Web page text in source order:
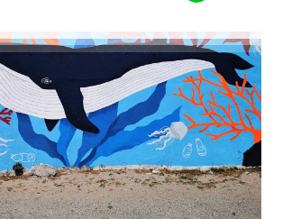
Markenstrategie
Markendesign
Markenberatung
Kundenfokus
Über uns
Unsere Haltung
Gesellschaftsdesign
Wirtschaften
Leben